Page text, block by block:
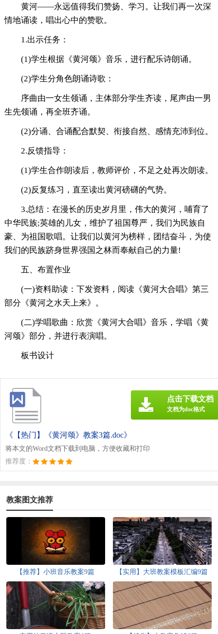
黄河——永远值得我们赞扬、学习。让我们再一次深
情地诵读，唱出心中的赞歌。
1.出示任务：
(1)学生根据《黄河颂》音乐，进行配乐诗朗诵。
(2)学生分角色朗诵诗歌：
序曲由一女生领诵，主体部分学生齐读，尾声由一男
生先领诵，再全班齐诵。
(2)分诵、合诵配合默契、衔接自然、感情充沛到位。
2.反馈指导：
(1)学生合作朗读后，教师评价，不足之处再次朗读。
(2)反复练习，直至读出黄河磅礴的气势。
3.总结：在漫长的历史岁月里，伟大的黄河，哺育了
中华民族;英雄的儿女，维护了祖国尊严，我们为民族自
豪、为祖国歌唱。让我们以黄河为榜样，团结奋斗，为使
我们的民族跻身世界强国之林而奉献自己的力量!
五、布置作业
(一)资料助读：下发资料，阅读《黄河大合唱》第三
部分《黄河之水天上来》。
(二)学唱歌曲：欣赏《黄河大合唱》音乐，学唱《黄
河颂》部分，并进行表演唱。
板书设计
《【热门】《黄河颂》教案3篇.doc》
将本文的Word文档下载到电脑，方便收藏和打印
推荐度：
点击下载文档
文档为doc格式
教案图文推荐
【推荐】小班音乐教案9篇 【实用】大班教案模板汇编9篇